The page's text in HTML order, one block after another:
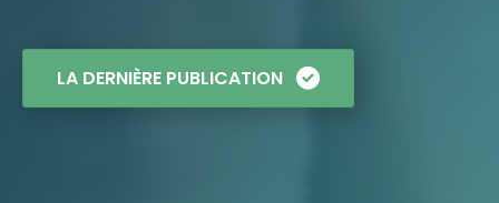
LA DERNIÈRE PUBLICATION